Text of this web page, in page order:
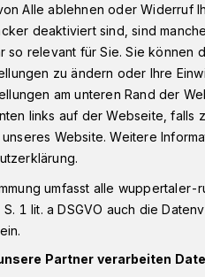
bis zum
läuft die erste von
Laurentiusplatz in
erstellt werden, das
Nutzerinnen und
Verkehrsführung
Alle ablehnen oder Widerruf
deaktiviert sind, sind
so relevant für Sie. Sie können
zu ändern oder Ihre
am unteren Rand der
links auf der Webseite, falls
Website. Weitere
umfasst alle
1 lit. a DSGVO auch die
Partner verarbeiten